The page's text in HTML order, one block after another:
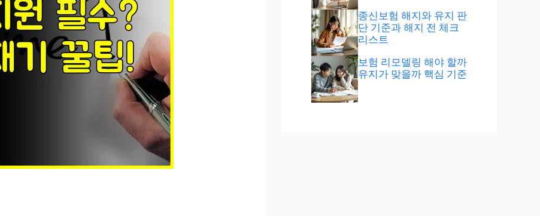
종신보험 해지와 유지 판
단 기준과 해지 전 체크
리스트
보험 리모델링 해야 할까
유지가 맞을까 핵심 기준